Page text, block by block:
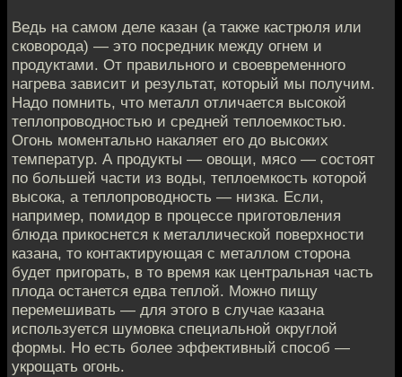
Ведь на самом деле казан (а также кастрюля или
сковорода) — это посредник между огнем и
продуктами. От правильного и своевременного
нагрева зависит и результат, который мы получим.
Надо помнить, что металл отличается высокой
теплопроводностью и средней теплоемкостью.
Огонь моментально накаляет его до высоких
температур. А продукты — овощи, мясо — состоят
по большей части из воды, теплоемкость которой
высока, а теплопроводность — низка. Если,
например, помидор в процессе приготовления
блюда прикоснется к металлической поверхности
казана, то контактирующая с металлом сторона
будет пригорать, в то время как центральная часть
плода останется едва теплой. Можно пищу
перемешивать — для этого в случае казана
используется шумовка специальной округлой
формы. Но есть более эффективный способ —
укрощать огонь.